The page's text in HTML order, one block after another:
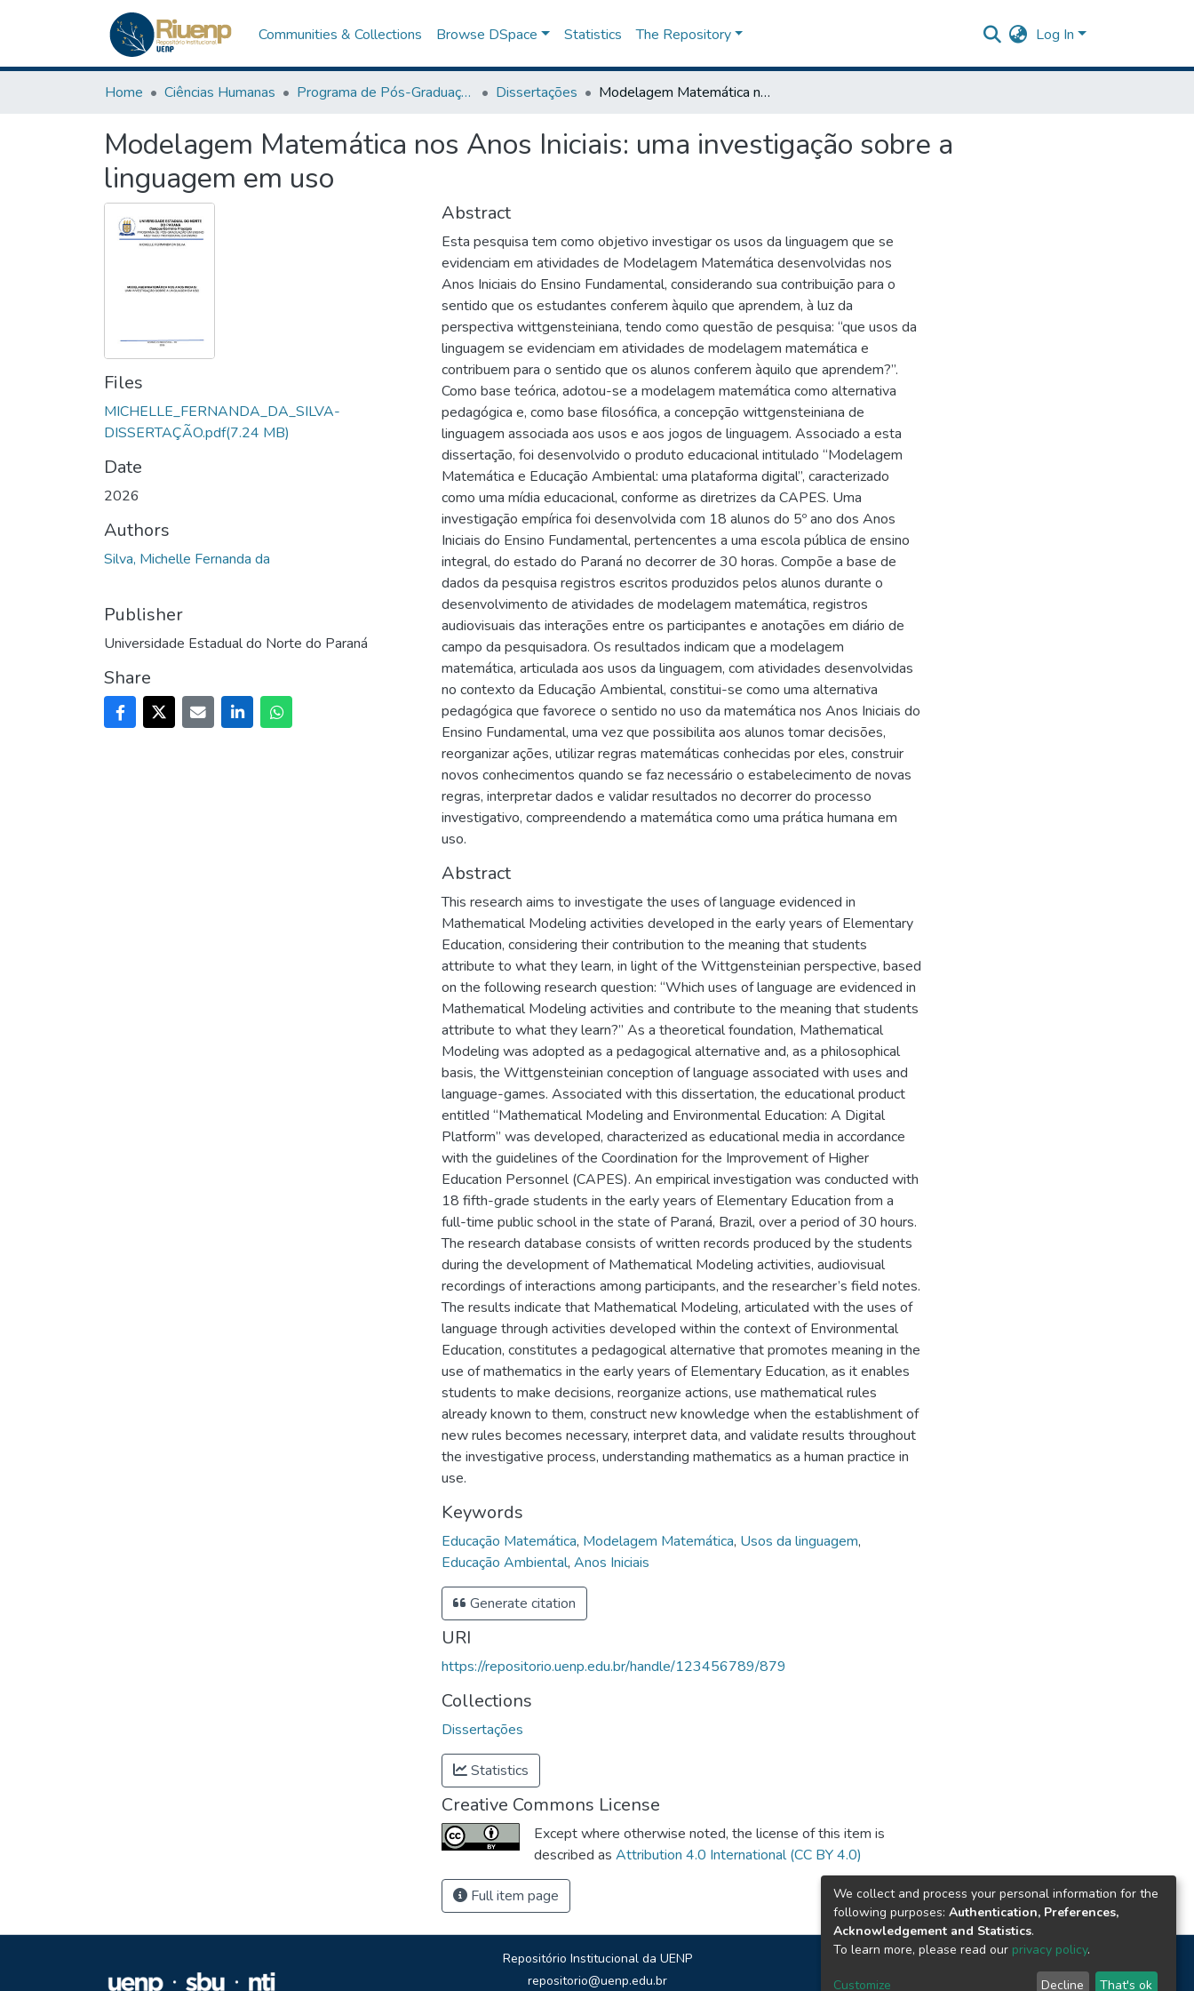
Communities & Collections Browse DSpace Statistics The Repository Log In
Home Ciências Humanas Programa de Pós-Graduação em Ensino Dissertações Modelagem Matemática nos Anos Iniciais: uma investigação sobre a linguagem em uso
Modelagem Matemática nos Anos Iniciais: uma investigação sobre a
linguagem em uso
Files
MICHELLE_FERNANDA_DA_SILVA-
DISSERTAÇÃO.pdf(7.24 MB)
Date
2026
Authors
Silva, Michelle Fernanda da
Publisher
Universidade Estadual do Norte do Paraná
Share
Abstract
Esta pesquisa tem como objetivo investigar os usos da linguagem que se
evidenciam em atividades de Modelagem Matemática desenvolvidas nos
Anos Iniciais do Ensino Fundamental, considerando sua contribuição para o
sentido que os estudantes conferem àquilo que aprendem, à luz da
perspectiva wittgensteiniana, tendo como questão de pesquisa: “que usos da
linguagem se evidenciam em atividades de modelagem matemática e
contribuem para o sentido que os alunos conferem àquilo que aprendem?”.
Como base teórica, adotou-se a modelagem matemática como alternativa
pedagógica e, como base filosófica, a concepção wittgensteiniana de
linguagem associada aos usos e aos jogos de linguagem. Associado a esta
dissertação, foi desenvolvido o produto educacional intitulado “Modelagem
Matemática e Educação Ambiental: uma plataforma digital”, caracterizado
como uma mídia educacional, conforme as diretrizes da CAPES. Uma
investigação empírica foi desenvolvida com 18 alunos do 5º ano dos Anos
Iniciais do Ensino Fundamental, pertencentes a uma escola pública de ensino
integral, do estado do Paraná no decorrer de 30 horas. Compõe a base de
dados da pesquisa registros escritos produzidos pelos alunos durante o
desenvolvimento de atividades de modelagem matemática, registros
audiovisuais das interações entre os participantes e anotações em diário de
campo da pesquisadora. Os resultados indicam que a modelagem
matemática, articulada aos usos da linguagem, com atividades desenvolvidas
no contexto da Educação Ambiental, constitui-se como uma alternativa
pedagógica que favorece o sentido no uso da matemática nos Anos Iniciais do
Ensino Fundamental, uma vez que possibilita aos alunos tomar decisões,
reorganizar ações, utilizar regras matemáticas conhecidas por eles, construir
novos conhecimentos quando se faz necessário o estabelecimento de novas
regras, interpretar dados e validar resultados no decorrer do processo
investigativo, compreendendo a matemática como uma prática humana em
uso.
Abstract
This research aims to investigate the uses of language evidenced in
Mathematical Modeling activities developed in the early years of Elementary
Education, considering their contribution to the meaning that students
attribute to what they learn, in light of the Wittgensteinian perspective, based
on the following research question: “Which uses of language are evidenced in
Mathematical Modeling activities and contribute to the meaning that students
attribute to what they learn?” As a theoretical foundation, Mathematical
Modeling was adopted as a pedagogical alternative and, as a philosophical
basis, the Wittgensteinian conception of language associated with uses and
language-games. Associated with this dissertation, the educational product
entitled “Mathematical Modeling and Environmental Education: A Digital
Platform” was developed, characterized as educational media in accordance
with the guidelines of the Coordination for the Improvement of Higher
Education Personnel (CAPES). An empirical investigation was conducted with
18 fifth-grade students in the early years of Elementary Education from a
full-time public school in the state of Paraná, Brazil, over a period of 30 hours.
The research database consists of written records produced by the students
during the development of Mathematical Modeling activities, audiovisual
recordings of interactions among participants, and the researcher’s field notes.
The results indicate that Mathematical Modeling, articulated with the uses of
language through activities developed within the context of Environmental
Education, constitutes a pedagogical alternative that promotes meaning in the
use of mathematics in the early years of Elementary Education, as it enables
students to make decisions, reorganize actions, use mathematical rules
already known to them, construct new knowledge when the establishment of
new rules becomes necessary, interpret data, and validate results throughout
the investigative process, understanding mathematics as a human practice in
use.
Keywords
Educação Matemática, Modelagem Matemática, Usos da linguagem,
Educação Ambiental, Anos Iniciais
Generate citation
URI
https://repositorio.uenp.edu.br/handle/123456789/879
Collections
Dissertações
Statistics
Creative Commons License
Except where otherwise noted, the license of this item is
described as Attribution 4.0 International (CC BY 4.0)
Full item page
Repositório Institucional da UENP
repositorio@uenp.edu.br
We collect and process your personal information for the
following purposes: Authentication, Preferences,
Acknowledgement and Statistics.
To learn more, please read our privacy policy.
Customize Decline That's ok